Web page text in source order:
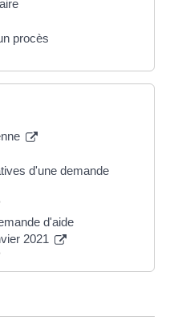
procès
d'une demande
d'aide
2021